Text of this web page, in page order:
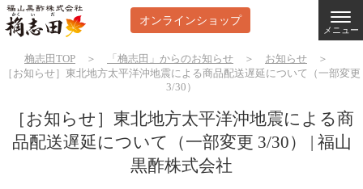
オンラインショップ
メニュー
桷志田TOP ＞ 「桷志田」からのお知らせ ＞ お知らせ ＞
［お知らせ］東北地方太平洋沖地震による商品配送遅延について（一部変更
3/30）
［お知らせ］東北地方太平洋沖地震による商
品配送遅延について（一部変更 3/30） | 福山
黒酢株式会社